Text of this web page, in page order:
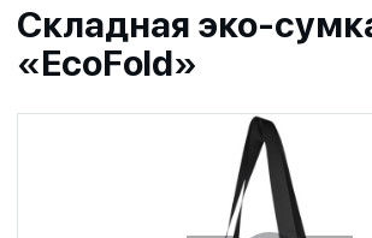
Складная эко-
«EcoFold»